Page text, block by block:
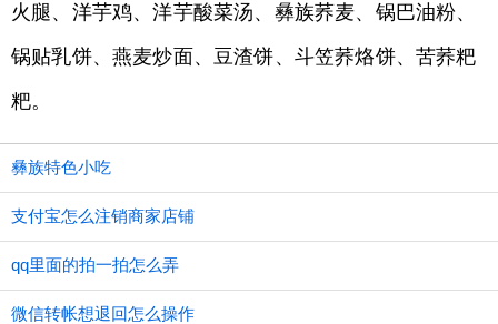
火腿、洋芋鸡、洋芋酸菜汤、彝族荞麦、锅巴油粉、
锅贴乳饼、燕麦炒面、豆渣饼、斗笠荞烙饼、苦荞粑
粑。
彝族特色小吃
支付宝怎么注销商家店铺
qq里面的拍一拍怎么弄
微信转帐想退回怎么操作